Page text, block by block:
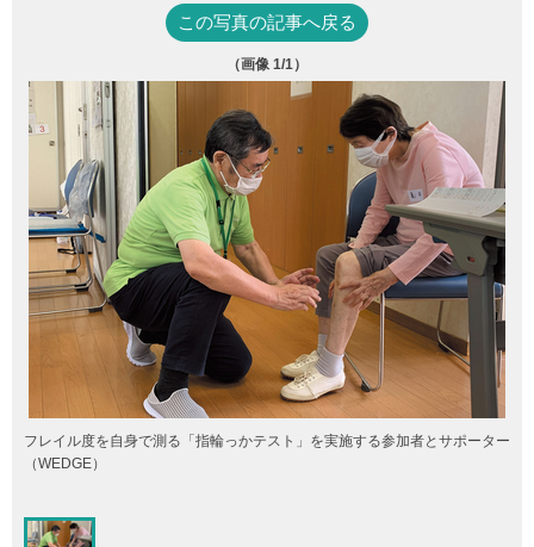
この写真の記事へ戻る
（画像 1/1）
フレイル度を自身で測る「指輪っかテスト」を実施する参加者とサポーター
（WEDGE）